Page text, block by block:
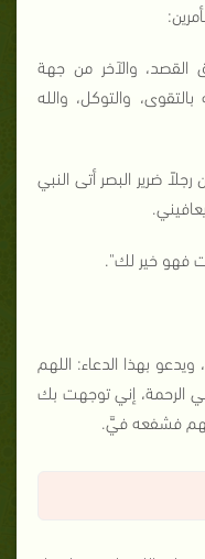
والآخر من جهة
والتوكل، والله
ضرير البصر أتى النبي
فهو خير لك".
بهذا الدعاء: اللهم
الرحمة، إني توجهت بك
فشفعه فيَّ.